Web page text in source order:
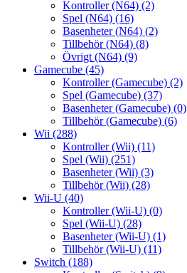
Kontroller (N64) (2)
Spel (N64) (16)
Basenheter (N64) (2)
Tillbehör (N64) (8)
Övrigt (N64) (9)
Gamecube (45)
Kontroller (Gamecube) (2)
Spel (Gamecube) (37)
Basenheter (Gamecube) (0)
Tillbehör (Gamecube) (6)
Wii (288)
Kontroller (Wii) (11)
Spel (Wii) (251)
Basenheter (Wii) (3)
Tillbehör (Wii) (28)
Wii-U (40)
Kontroller (Wii-U) (0)
Spel (Wii-U) (28)
Basenheter (Wii-U) (1)
Tillbehör (Wii-U) (11)
Switch (188)